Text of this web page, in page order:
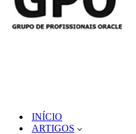
INÍCIO
ARTIGOS